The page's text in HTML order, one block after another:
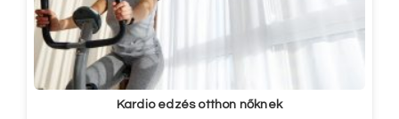
Kardio edzés otthon nőknek